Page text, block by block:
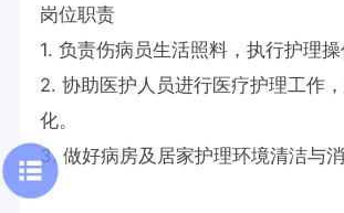
岗位职责
1. 负责伤病员生活照料，执行护理操
2. 协助医护人员进行医疗护理工作
化。
3. 做好病房及居家护理环境清洁与消